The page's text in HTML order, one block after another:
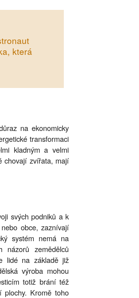
která
na ekonomicky
transformaci
kladným a velmi
chovají zvířata, mají
svých podniků a k
obce, zaznívají
systém nemá na
zemědělců
lidé na základě již
výroba mohou
totiž brání též
plochy. Kromě toho